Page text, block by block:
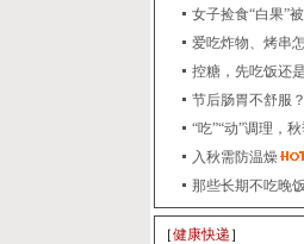
女子捡食“白果”
爱吃炸物、烤串
控糖，先吃饭还
节后肠胃不舒服
“吃”“动”调理，
入秋需防温燥
那些长期不吃晚
［健康快递 ］